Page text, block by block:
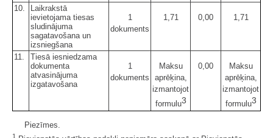
10.
Laikrakstā
ievietojama tiesas
sludinājuma
sagatavošana un
izsniegšana
1
dokuments
1,71 0,00 1,71
11.
Tiesā iesniedzama
dokumenta
atvasinājuma
izgatavošana
1
dokuments
Maksu
aprēķina,
izmantojot
formulu3
0,00
Maksu
aprēķina,
izmantojot
formulu3
Piezīmes.
1